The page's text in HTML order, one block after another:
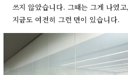
쓰지 않았습니다. 그때는 그게 나였
지금도 여전히 그런 면이 있습니다.